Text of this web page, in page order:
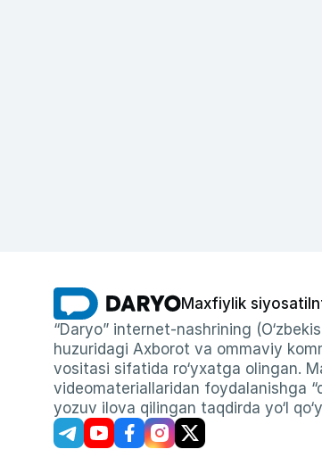
Maxfiylik siyosati
“Daryo” internet-nashrining
huzuridagi Axborot va ommaviy
vositasi sifatida ro‘yxatga olingan.
videomateriallaridan foydalanishga
yozuv ilova qilingan taqdirda yo‘l